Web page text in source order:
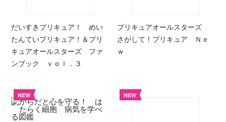
だいすきプリキュア！ めい
たんていプリキュア！＆プリ
キュアオールスターズ ファ
ンブック ｖｏｌ．３
プリキュアオールスターズ
さがして！プリキュア Ｎｅ
ｗ
NEW NEW